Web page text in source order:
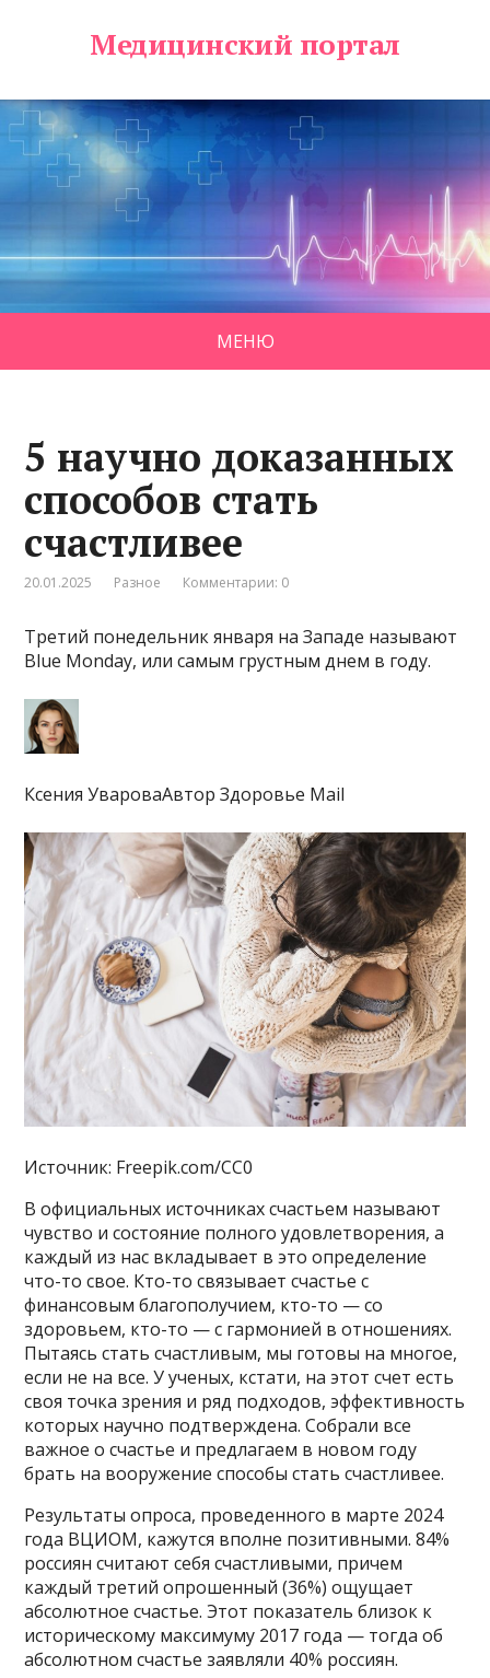
Медицинский портал
МЕНЮ
5 научно доказанных
способов стать
счастливее
20.01.2025 Разное Комментарии: 0
Третий понедельник января на Западе называют
Blue Monday, или самым грустным днем в году.
Ксения УвароваАвтор Здоровье Mail
Источник: Freepik.com/CC0
В официальных источниках счастьем называют
чувство и состояние полного удовлетворения, а
каждый из нас вкладывает в это определение
что-то свое. Кто-то связывает счастье с
финансовым благополучием, кто-то — со
здоровьем, кто-то — с гармонией в отношениях.
Пытаясь стать счастливым, мы готовы на многое,
если не на все. У ученых, кстати, на этот счет есть
своя точка зрения и ряд подходов, эффективность
которых научно подтверждена. Собрали все
важное о счастье и предлагаем в новом году
брать на вооружение способы стать счастливее.
Результаты опроса, проведенного в марте 2024
года ВЦИОМ, кажутся вполне позитивными. 84%
россиян считают себя счастливыми, причем
каждый третий опрошенный (36%) ощущает
абсолютное счастье. Этот показатель близок к
историческому максимуму 2017 года — тогда об
абсолютном счастье заявляли 40% россиян.